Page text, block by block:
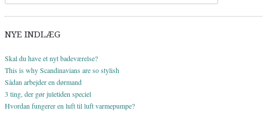
NYE INDLÆG
Skal du have et nyt badeværelse?
This is why Scandinavians are so stylish
Sådan arbejder en dørmand
3 ting, der gør juletiden speciel
Hvordan fungerer en luft til luft varmepumpe?